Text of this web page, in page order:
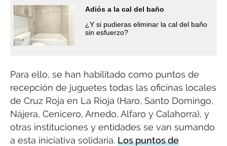
Adiós a la cal del baño
¿Y si pudieras eliminar la cal del baño
sin esfuerzo?
Para ello, se han habilitado como puntos de
recepción de juguetes todas las oficinas locales
de Cruz Roja en La Rioja (Haro, Santo Domingo,
Nájera, Cenicero, Arnedo, Alfaro y Calahorra), y
otras instituciones y entidades se van sumando
a esta iniciativa solidaria. Los puntos de